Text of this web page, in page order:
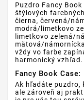
Puzdro Fancy
štýlových
čierna, červená/
modrá/limetkovo
limetkovo zelená/
mätová/
vždy vo farbe
harmonický vzhľad.
Fancy Book
Ak hľadáte puzdro,
ale zároveň aj